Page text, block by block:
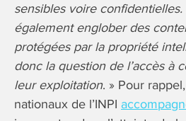
sensibles voire
également englober des
protégées par la propriété
donc la question de l’accès à
leur exploitation. » Pour
nationaux de l’INPI